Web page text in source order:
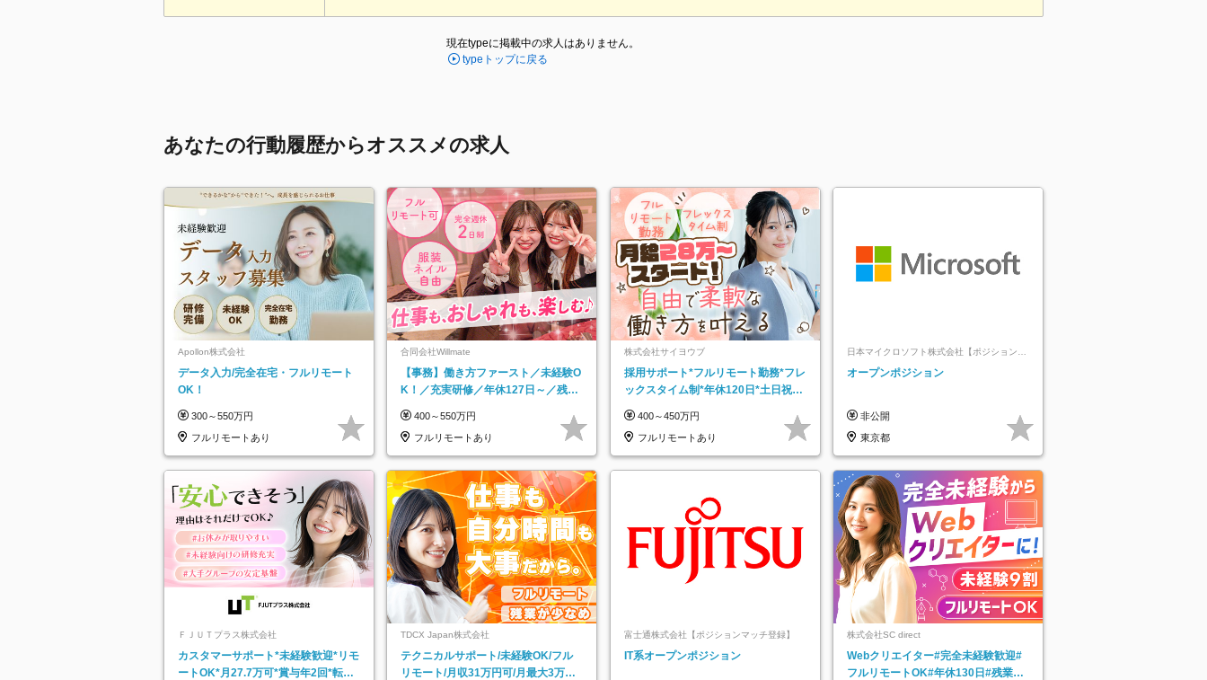
現在typeに掲載中の求人はありません。
typeトップに戻る
あなたの行動履歴からオススメの求人
Apollon株式会社
データ入力/完全在宅・フルリモート
OK！
300～550万円
フルリモートあり
合同会社Willmate
【事務】働き方ファースト／未経験O
K！／充実研修／年休127日～／残業
400～550万円
フルリモートあり
株式会社サイヨウブ
採用サポート*フルリモート勤務*フレ
ックスタイム制*年休120日*土日祝休
400～450万円
フルリモートあり
日本マイクロソフト株式会社【ポジションマ
ッチ登録】
オープンポジション
非公開
東京都
ＦＪＵＴプラス株式会社
カスタマーサポート*未経験歓迎*リモ
ートOK*月27.7万可*賞与年2回*転勤
TDCX Japan株式会社
テクニカルサポート/未経験OK/フル
リモート/月収31万円可/月最大3万の
富士通株式会社【ポジションマッチ登録】
IT系オープンポジション
株式会社SC direct
Webクリエイター#完全未経験歓迎#
フルリモートOK#年休130日#残業月